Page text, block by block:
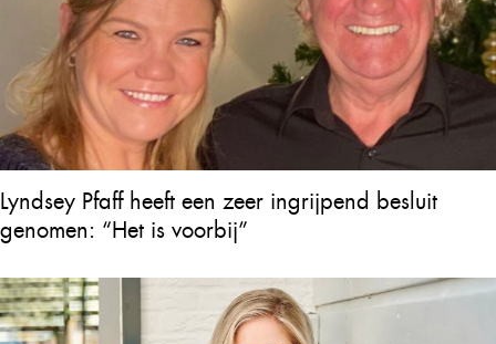
Lyndsey Pfaff heeft een zeer ingrijpend besluit
genomen: “Het is voorbij”